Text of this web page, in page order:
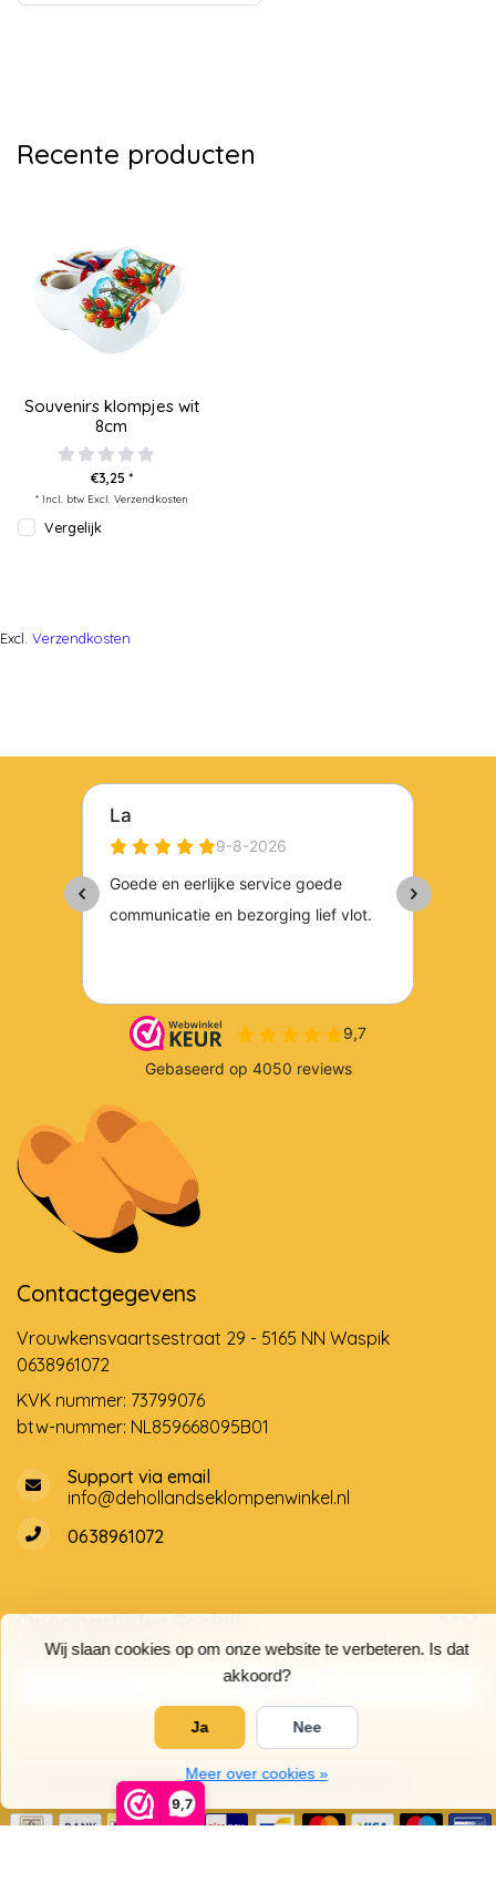
9,7
Wij slaan cookies op om onze website te verbeteren. Is dat
akkoord?
Ja Nee
Meer over cookies »
Recente producten
Souvenirs klompjes wit
8cm
€3,25 *
* Incl. btw Excl. Verzendkosten
Vergelijk
Excl. Verzendkosten
Contactgegevens
Vrouwkensvaartsestraat 29 - 5165 NN Waspik
0638961072
KVK nummer: 73799076
btw-nummer: NL859668095B01
Support via email
info@dehollandseklompenwinkel.nl
0638961072
OpeningstijdenSocials
Klantenservice
© Copyright 2026 De Hollandse Klompenwinkel